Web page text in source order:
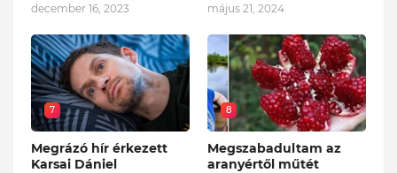
december 16, 2023 május 21, 2024
7
Megrázó hír érkezett
Karsai Dániel
8
Megszabadultam az
aranyértől műtét